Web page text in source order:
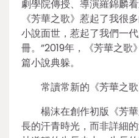
劇學院傳授、導演羅錦麟
《芳華之歌》惹起了我很
小說面世，惹起了我們一
冊。”2019年，《芳華之
篇小說典躲。
常讀常新的《芳華之歌
楊沫在創作初版《芳
長的汗青時光，而非詳細